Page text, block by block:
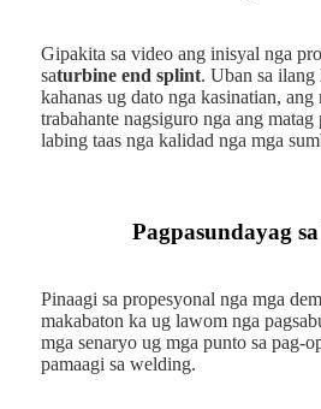
Gipakita sa video ang inisyal nga
saturbine end splint. Uban sa ilang
kahanas ug dato nga kasinatian, ang
trabahante nagsiguro nga ang
labing taas nga kalidad nga mga
Pagpasundayag
Pinaagi sa propesyonal nga mga
makabaton ka ug lawom nga
mga senaryo ug mga punto sa pag-
pamaagi sa welding.